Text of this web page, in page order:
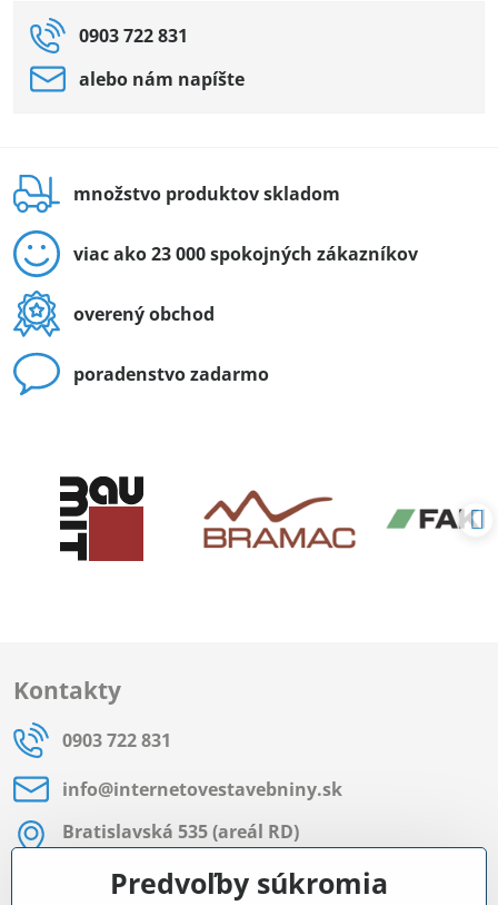
0903 722 831
alebo nám napíšte
množstvo produktov skladom
viac ako 23 000 spokojných zákazníkov
overený obchod
poradenstvo zadarmo
Kontakty
0903 722 831
info​@internetovestavebniny​.sk
Bratislavská 535 (areál RD)
Most pri Bratislave
Pon - Pia 8:00 - 11:30 a 12:15 - 15:30
Predvoľby súkromia